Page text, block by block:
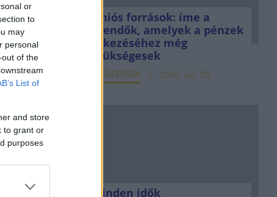
or
to
may
personal
of the
List of
and store
to grant or
purposes
Uniós források: íme a
teendők, amelyek a pénzek
érkezéséhez még
szükségesek
ELEMZÉSEK 2026. júl. 20.
Minden idők